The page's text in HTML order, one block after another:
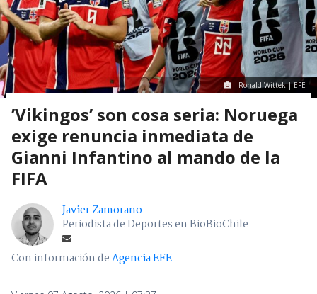
Ronald Wittek | EFE
’Vikingos’ son cosa seria: Noruega
exige renuncia inmediata de
Gianni Infantino al mando de la
FIFA
Javier Zamorano
Periodista de Deportes en BioBioChile
Con información deAgencia EFE